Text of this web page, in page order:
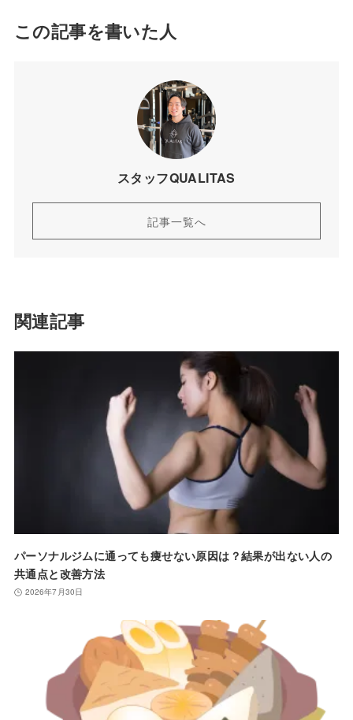
この記事を書いた人
スタッフQUALITAS
記事一覧へ
関連記事
パーソナルジムに通っても痩せない原因は？結果が出ない人の
共通点と改善方法
2026年7月30日